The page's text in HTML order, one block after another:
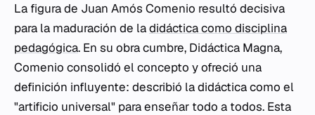
La figura de Juan Amós Comenio resultó decisiva
para la maduración de ladidáctica como disciplina
pedagógica. En su obra cumbre, Didáctica Magna,
Comenio consolidó el concepto y ofreció una
definición influyente: describió la didáctica como el
"artificio universal" para enseñar todo a todos. Esta